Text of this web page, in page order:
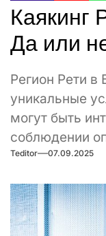
Каякинг
Да или
Регион Рети в
уникальные
могут быть
соблюдении
район...
Teditor 07.09.2025